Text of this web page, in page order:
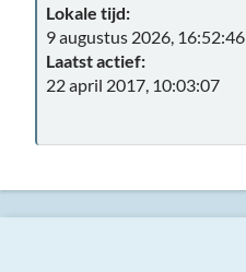
Lokale tijd:
9 augustus 2026, 16:52:46
Laatst actief:
22 april 2017, 10:03:07